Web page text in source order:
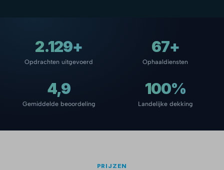
2.129+
Opdrachten uitgevoerd
67+
Ophaaldiensten
4,9
Gemiddelde beoordeling
100%
Landelijke dekking
PRIJZEN